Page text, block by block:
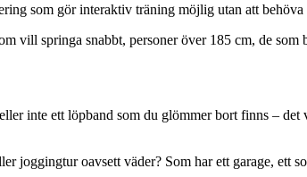
som gör interaktiv träning möjlig utan att
vill springa snabbt, personer över 185 cm, de som
inte ett löpband som du glömmer bort finns – det
joggingtur oavsett väder? Som har ett garage, ett